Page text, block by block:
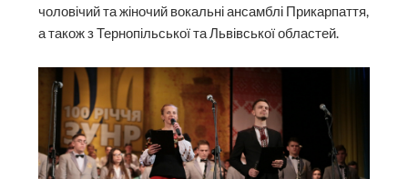
чоловічий та жіночий вокальні ансамблі Прикарпаття,
а також з Тернопільської та Львівської областей.